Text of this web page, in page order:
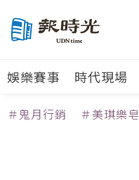
娛樂賽事 時代現場
＃鬼月行銷 ＃美琪樂皂